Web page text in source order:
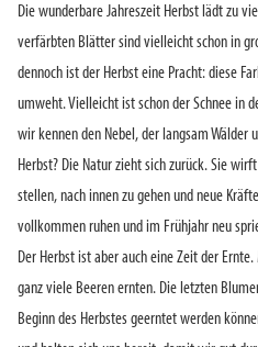
Die wunderbare Jahreszeit Herbst lädt zu
verfärbten Blätter sind vielleicht schon in
dennoch ist der Herbst eine Pracht: diese
umweht. Vielleicht ist schon der Schnee in
wir kennen den Nebel, der langsam Wälder
Herbst? Die Natur zieht sich zurück. Sie
stellen, nach innen zu gehen und neue
vollkommen ruhen und im Frühjahr neu
Der Herbst ist aber auch eine Zeit der
ganz viele Beeren ernten. Die letzten
Beginn des Herbstes geerntet werden